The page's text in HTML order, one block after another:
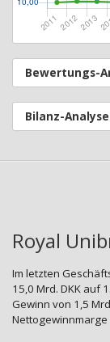
Bewertungs-
Bilanz-Analyse
Royal
Im letzten
15,0 Mrd. DKK auf
Gewinn von 1,5
Nettogewinnmarge